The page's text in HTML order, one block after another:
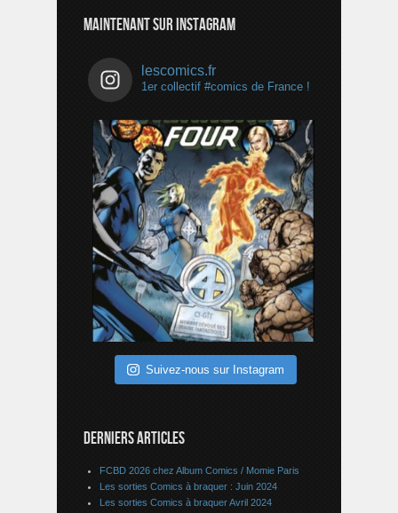
MAINTENANT SUR INSTAGRAM
lescomics.fr
1er collectif #comics de France !
Suivez-nous sur Instagram
DERNIERS ARTICLES
FCBD 2026 chez Album Comics / Momie Paris
Les sorties Comics à braquer : Juin 2024
Les sorties Comics à braquer Avril 2024